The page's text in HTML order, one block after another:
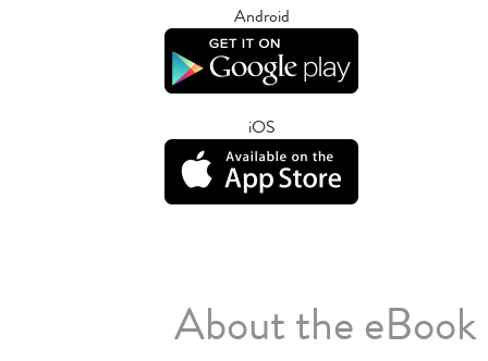
Android
iOS
About the eBook